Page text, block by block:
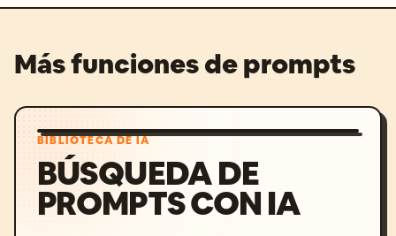
Más funciones de prompts
BIBLIOTECA DE IA
BÚSQUEDA DE
PROMPTS CON IA